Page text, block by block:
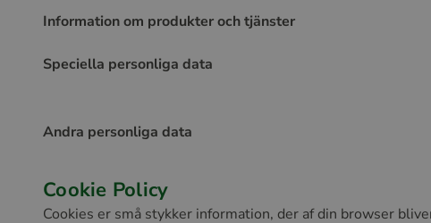
Information om produkter och tjänster
Speciella personliga data
Andra personliga data
Cookie Policy
Cookies er små stykker information, der af din browser